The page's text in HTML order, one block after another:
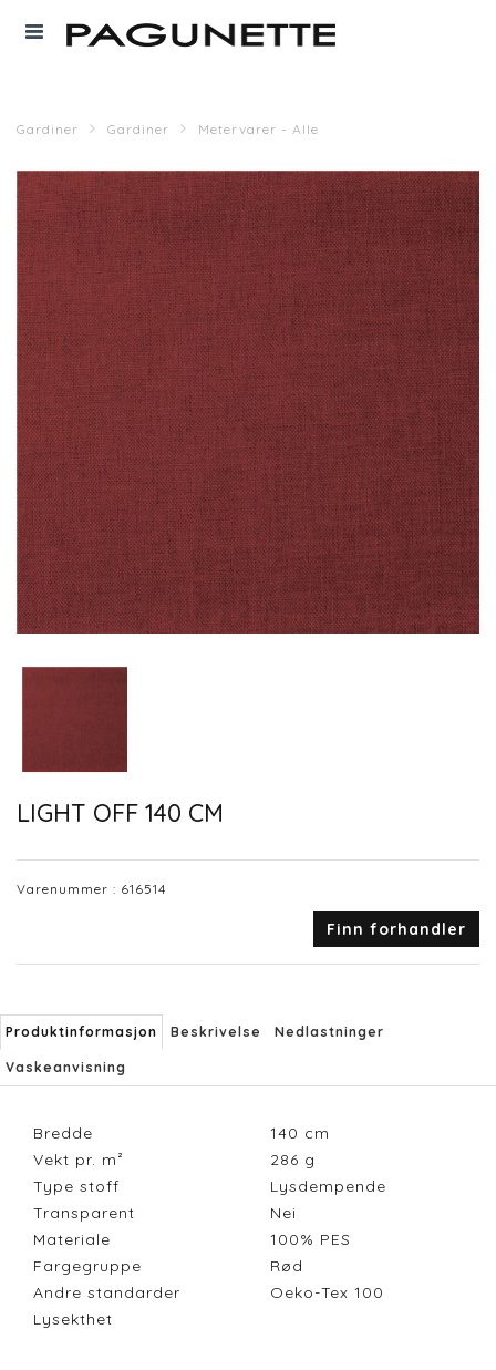
Gardiner Gardiner Metervarer - Alle
LIGHT OFF 140 CM
Varenummer : 616514
Finn forhandler
Produktinformasjon Beskrivelse Nedlastninger
Vaskeanvisning
Bredde 140 cm
Vekt pr. m²
286 g
Type stoff
Lysdempende
Transparent
Nei
Materiale
100% PES
Fargegruppe
Rød
Andre standarder
Oeko-Tex 100
Lysekthet